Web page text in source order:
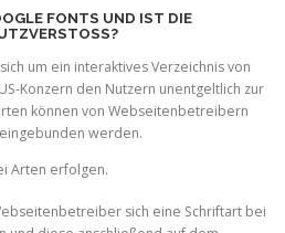
FONTS UND IST DIE
um ein interaktives Verzeichnis von
Konzern den Nutzern unentgeltlich zur
können von Webseitenbetreibern
werden.
Arten erfolgen.
sich eine Schriftart bei